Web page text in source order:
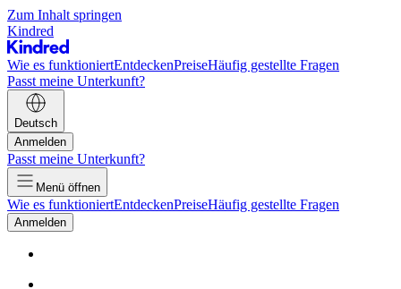
Zum Inhalt springen
Kindred
Wie es funktioniertEntdeckenPreiseHäufig gestellte Fragen
Passt meine Unterkunft?
Deutsch
Anmelden
Passt meine Unterkunft?
Menü öffnen
Wie es funktioniertEntdeckenPreiseHäufig gestellte Fragen
Anmelden